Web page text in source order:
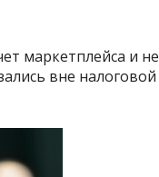
маркетплейса и не
вне налоговой